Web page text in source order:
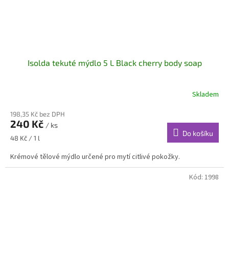
Isolda tekuté mýdlo 5 L Black cherry body soap
Skladem
198,35 Kč bez DPH
240 Kč / ks
Měrná
48 Kč / 1 l
Do košíku
Krémové tělové mýdlo určené pro mytí citlivé pokožky.
Kód: 1998